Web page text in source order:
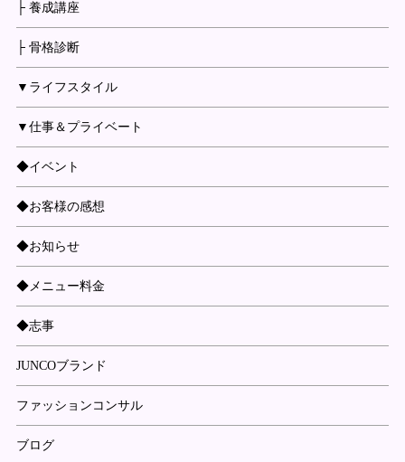
├ 養成講座
├ 骨格診断
▼ライフスタイル
▼仕事＆プライベート
◆イベント
◆お客様の感想
◆お知らせ
◆メニュー料金
◆志事
JUNCOブランド
ファッションコンサル
ブログ